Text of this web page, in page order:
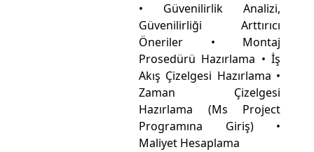
• Güvenilirlik Analizi,
Güvenilirliği Arttırıcı
Öneriler • Montaj
Prosedürü Hazırlama • İş
Akış Çizelgesi Hazırlama •
Zaman Çizelgesi
Hazırlama (Ms Project
Programına Giriş) •
Maliyet Hesaplama